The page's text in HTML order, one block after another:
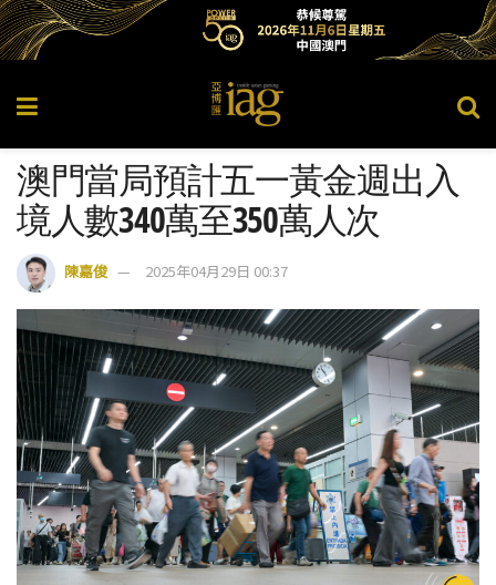
澳門當局預計五一黃金週出入
境人數340萬至350萬人次
陳嘉俊 2025年04月29日 00:37